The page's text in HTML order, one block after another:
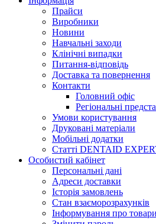
Прайси
Виробники
Новини
Навчальні заходи
Клінічні випадки
Питання-відповідь
Доставка та повернення
Контакти
Головний офіс
Регіональні
Умови користування
Друковані матеріали
Мобільні додатки
Статті DENTAID
Особистий кабінет
Персональні дані
Адреси доставки
Історія замовлень
Стан взаєморозрахунків
Інформування про товари